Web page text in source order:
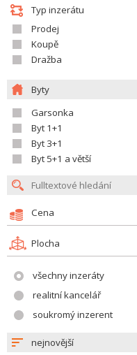
Typ inzerátu
Prodej
Koupě
Dražba
Byty
Garsonka
Byt 1+1
Byt 3+1
Byt 5+1 a větší
Cena
Plocha
všechny inzeráty
realitní kancelář
soukromý inzerent
nejnovější